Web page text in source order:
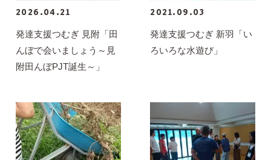
2026.04.21
発達支援つむぎ 見附「田
んぼで会いましょう～見
附田んぼPJT誕生～」
2021.09.03
発達支援つむぎ 新羽「い
ろいろな水遊び」